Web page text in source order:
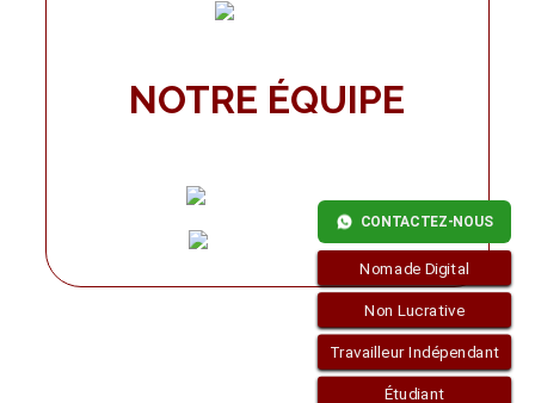
NOTRE ÉQUIPE
CONTACTEZ-NOUS
Nomade Digital
Non Lucrative
Travailleur Indépendant
Étudiant